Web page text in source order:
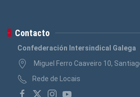
Contacto
Confederación Intersindical Galega
Miguel Ferro Caaveiro 10,
Rede de Locais